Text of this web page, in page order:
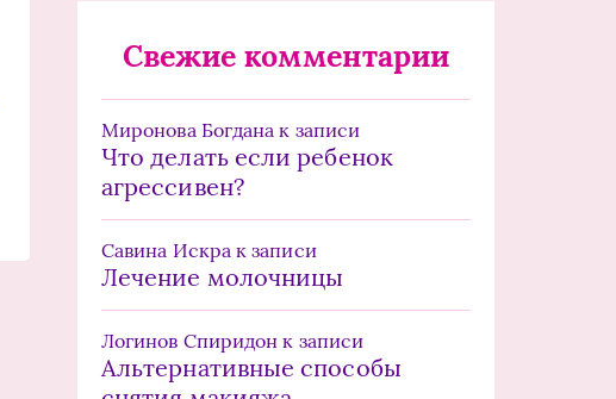
Свежие комментарии
Миронова Богдана к записи
Что делать если ребенок
агрессивен?
Савина Искрак записи
Лечение молочницы
Логинов Спиридон к записи
Альтернативные способы